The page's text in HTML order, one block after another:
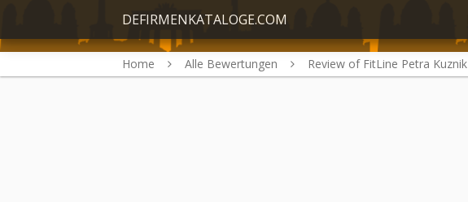
DEFIRMENKATALOGE.COM
Home Alle Bewertungen Review of FitLine Petra Kuznik